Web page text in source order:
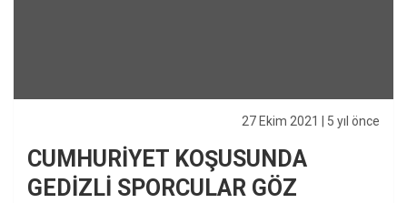
27 Ekim 2021 | 5 yıl önce
CUMHURİYET KOŞUSUNDA
GEDİZLİ SPORCULAR GÖZ